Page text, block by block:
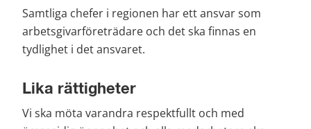
Samtliga chefer i regionen har ett ansvar som
arbetsgivarföreträdare och det ska finnas en
tydlighet i det ansvaret.
Lika rättigheter
Vi ska möta varandra respektfullt och med